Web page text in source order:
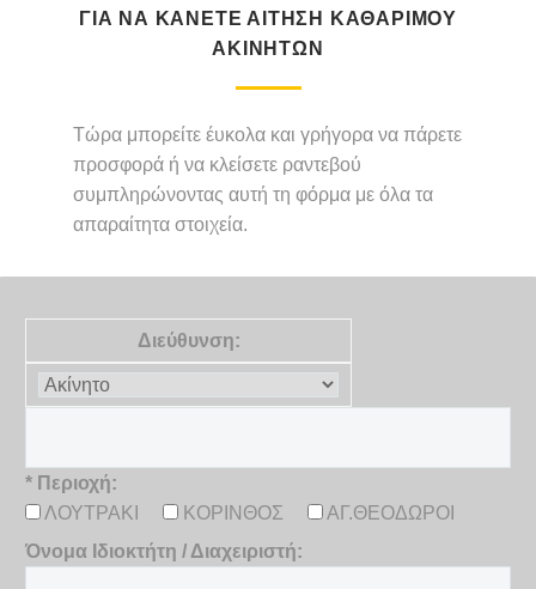
ΓΙΑ ΝΑ ΚΑΝΕΤΕ ΑΙΤΗΣΗ ΚΑΘΑΡΙΜΟΥ
ΑΚΙΝΗΤΩΝ
Τώρα μπορείτε έυκολα και γρήγορα να πάρετε
προσφορά ή να κλείσετε ραντεβού
συμπληρώνοντας αυτή τη φόρμα με όλα τα
απαραίτητα στοιχεία.
Διεύθυνση:
* Περιοχή:
ΛΟΥΤΡΑΚΙ
ΚΟΡΙΝΘΟΣ
ΑΓ.ΘΕΟΔΩΡΟΙ
Όνομα Ιδιοκτήτη / Διαχειριστή: